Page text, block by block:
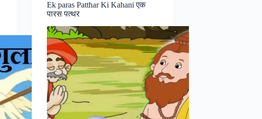
Ek paras Patthar Ki Kahani एक
पारस पत्थर